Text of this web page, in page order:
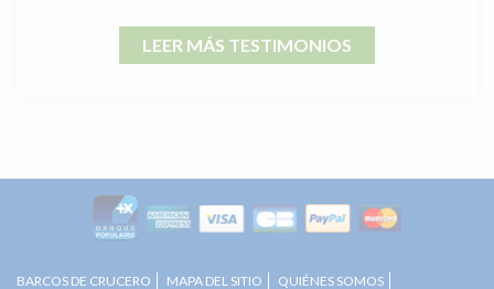
LEER MÁS TESTIMONIOS
BARCOS DE CRUCERO MAPA DEL SITIO QUIÉNES SOMOS